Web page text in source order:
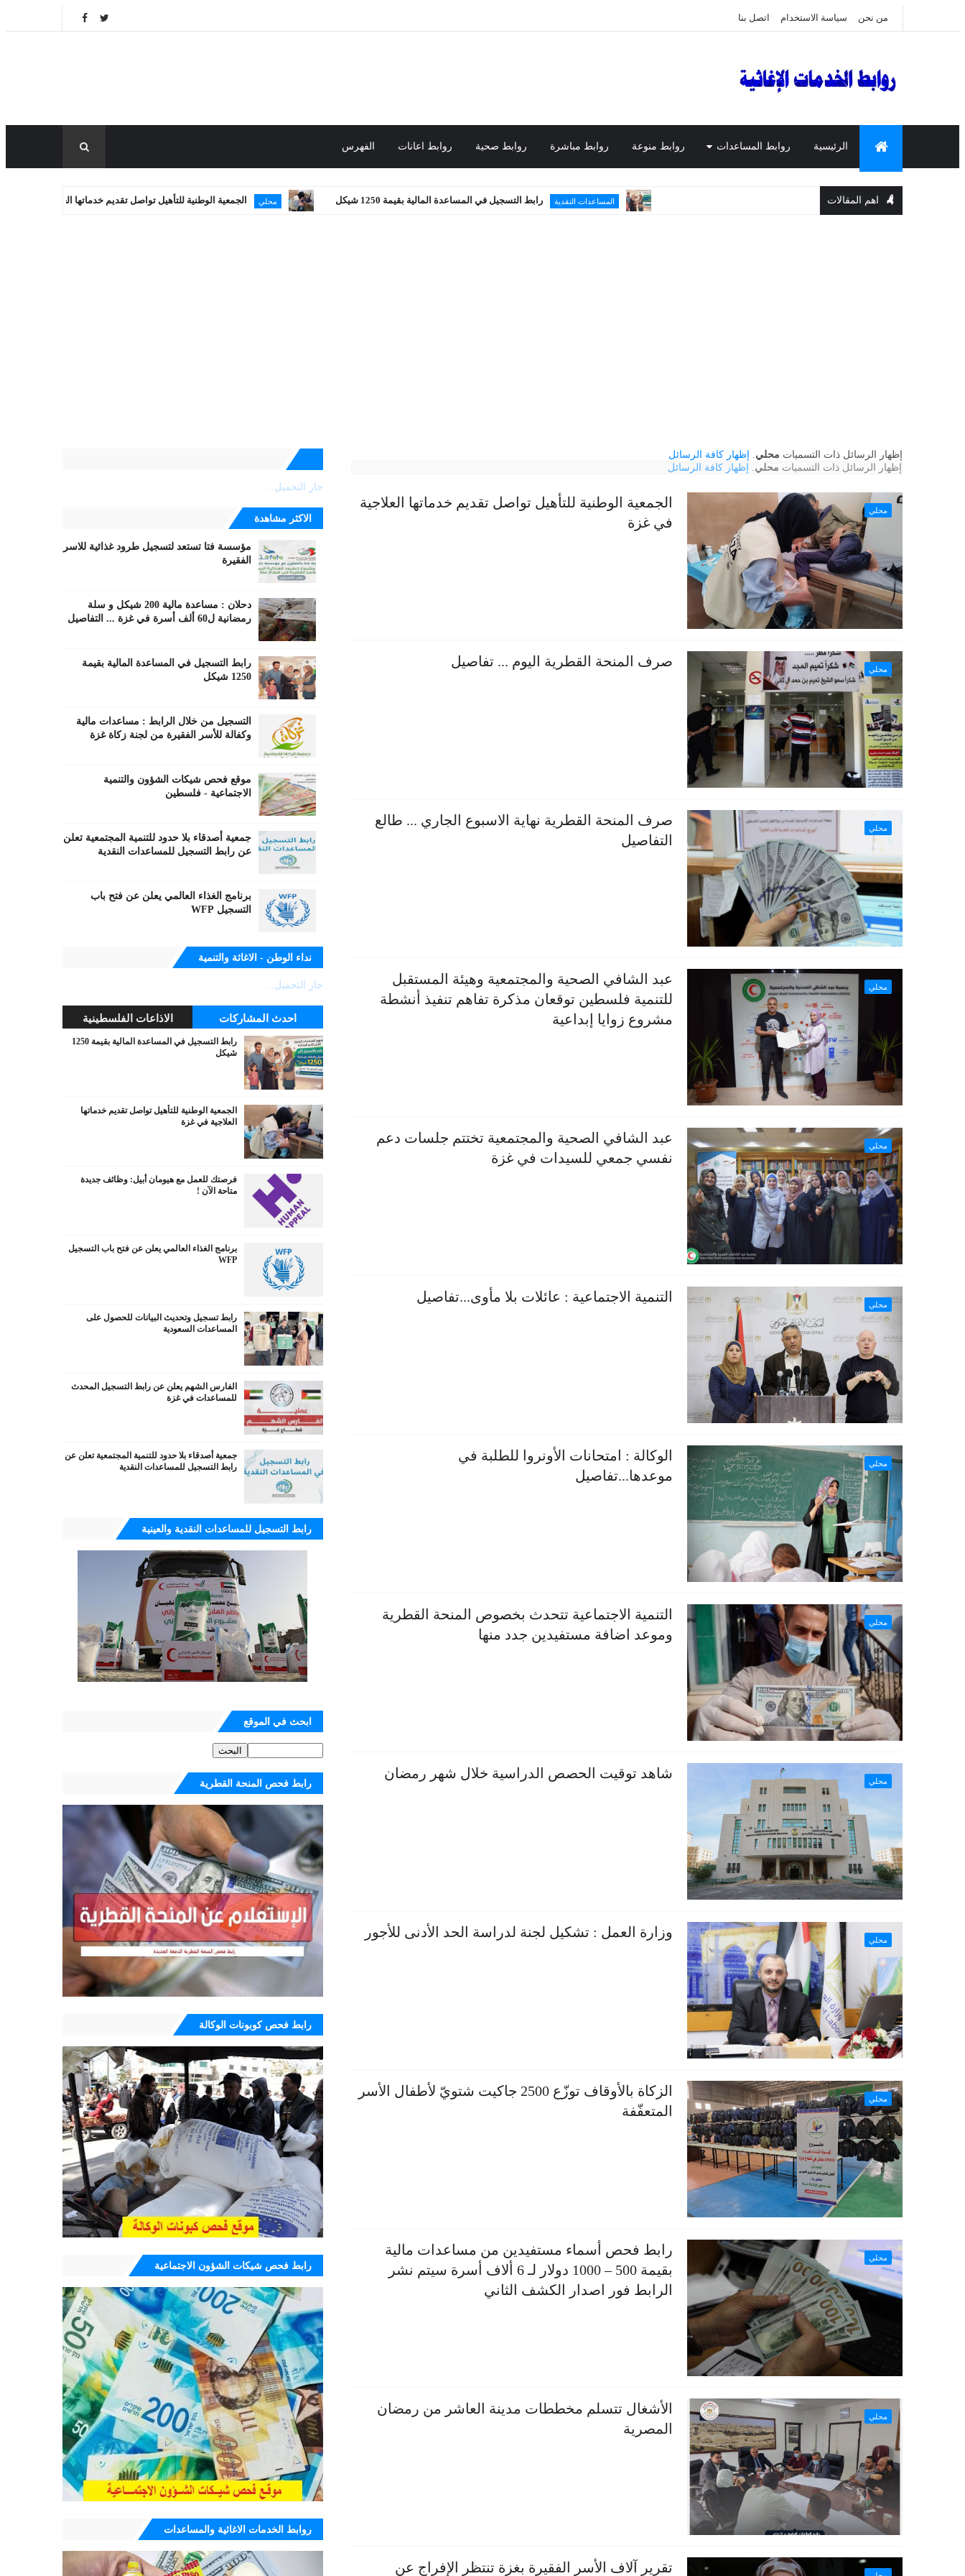
من نحن سياسة الاستخدام اتصل بنا
الرئيسية روابط المساعدات روابط منوعة روابط مباشرة روابط صحية روابط اعانات الفهرس
اهم المقالات المساعدات النقدية رابط التسجيل في المساعدة المالية بقيمة 1250 شيكل محلي الجمعية الوطنية للتأهيل تواصل تقديم خدماتها العلاجية في غزة
‏إظهار الرسائل ذات التسميات محلي. إظهار كافة الرسائل
‏إظهار الرسائل ذات التسميات محلي. إظهار كافة الرسائل
محلي
الجمعية الوطنية للتأهيل تواصل تقديم خدماتها العلاجية
في غزة
محلي صرف المنحة القطرية اليوم ... تفاصيل
محلي
صرف المنحة القطرية نهاية الاسبوع الجاري ... طالع
التفاصيل
محلي
عبد الشافي الصحية والمجتمعية وهيئة المستقبل
للتنمية فلسطين توقعان مذكرة تفاهم تنفيذ أنشطة
مشروع زوايا إبداعية
محلي
عبد الشافي الصحية والمجتمعية تختتم جلسات دعم
نفسي جمعي للسيدات في غزة
محلي التنمية الاجتماعية : عائلات بلا مأوى...تفاصيل
محلي
الوكالة : امتحانات الأونروا للطلبة في
موعدها...تفاصيل
محلي
التنمية الاجتماعية تتحدث بخصوص المنحة القطرية
وموعد اضافة مستفيدين جدد منها
محلي شاهد توقيت الحصص الدراسية خلال شهر رمضان
محلي وزارة العمل : تشكيل لجنة لدراسة الحد الأدنى للأجور
محلي
الزكاة بالأوقاف توزّع 2500 جاكيت شتويّ لأطفال الأسر
المتعفّفة
محلي
رابط فحص أسماء مستفيدين من مساعدات مالية
بقيمة 500 – 1000 دولار لـ 6 ألاف أسرة سيتم نشر
الرابط فور اصدار الكشف الثاني
محلي
الأشغال تتسلم مخططات مدينة العاشر من رمضان
المصرية
تقرير آلاف الأسر الفقيرة بغزة تنتظر الإفراج عن
جارٍ التحميل...
الاكثر مشاهدة
مؤسسة فتا تستعد لتسجيل طرود غذائية للاسر
الفقيرة
دحلان : مساعدة مالية 200 شيكل و سلة
رمضانية ل60 ألف أسرة في غزة ... التفاصيل
رابط التسجيل في المساعدة المالية بقيمة
1250 شيكل
التسجيل من خلال الرابط : مساعدات مالية
وكفالة للأسر الفقيرة من لجنة زكاة غزة
موقع فحص شيكات الشؤون والتنمية
الاجتماعية - فلسطين
جمعية أصدقاء بلا حدود للتنمية المجتمعية تعلن
عن رابط التسجيل للمساعدات النقدية
برنامج الغذاء العالمي يعلن عن فتح باب
التسجيل WFP
نداء الوطن - الاغاثة والتنمية
جارٍ التحميل...
احدث المشاركات الاذاعات الفلسطينية
رابط التسجيل في المساعدة المالية بقيمة 1250
شيكل
الجمعية الوطنية للتأهيل تواصل تقديم خدماتها
العلاجية في غزة
فرصتك للعمل مع هيومان أبيل: وظائف جديدة
متاحة الآن !
برنامج الغذاء العالمي يعلن عن فتح باب التسجيل
WFP
رابط تسجيل وتحديث البيانات للحصول على
المساعدات السعودية
الفارس الشهم يعلن عن رابط التسجيل المحدث
للمساعدات في غزة
جمعية أصدقاء بلا حدود للتنمية المجتمعية تعلن عن
رابط التسجيل للمساعدات النقدية
رابط التسجيل للمساعدات النقدية والعينية
ابحث في الموقع
رابط فحص المنحة القطرية
رابط فحص كوبونات الوكالة
رابط فحص شيكات الشؤون الاجتماعية
روابط الخدمات الاغاثية والمساعدات